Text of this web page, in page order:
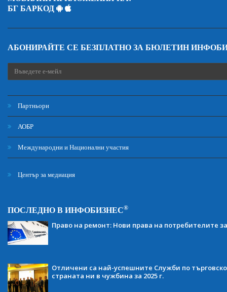
БГ БАРКОД
АБОНИРАЙТЕ СЕ БЕЗПЛАТНО ЗА БЮЛЕТИН
Партньори
АОБР
Международни и Национални участия
Център за медиация
ПОСЛЕДНО В ИНФОБИЗНЕС®
Право на ремонт: Нови права на потребителите
Отличени са най-успешните Служби по
страната ни в чужбина за 2025 г.